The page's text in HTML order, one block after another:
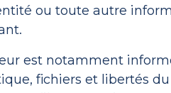
ou toute autre
est notamment
fichiers et libertés